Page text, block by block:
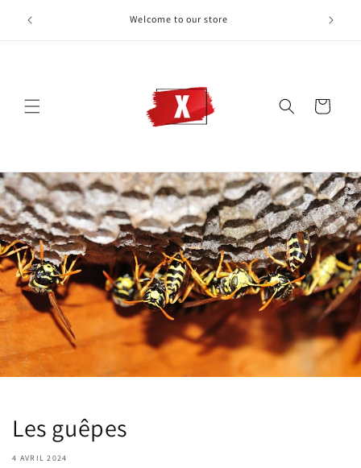
au contenu
Welcome to our store
Panier
Les guêpes
4 AVRIL 2024